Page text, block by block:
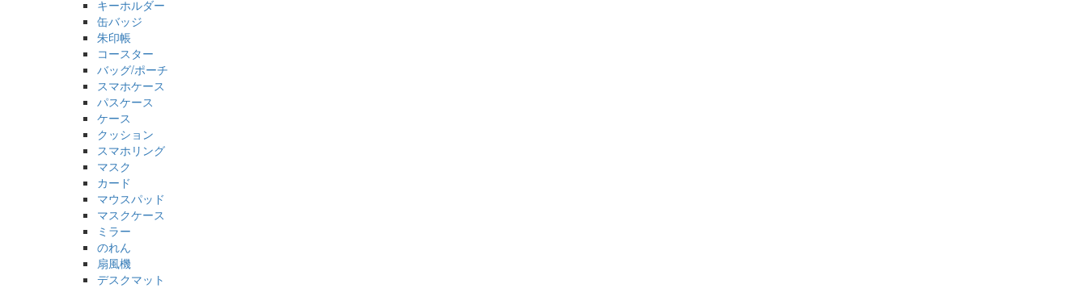
キーホルダー
缶バッジ
朱印帳
コースター
バッグ/ポーチ
スマホケース
パスケース
ケース
クッション
スマホリング
マスク
カード
マウスパッド
マスクケース
ミラー
のれん
扇風機
デスクマット